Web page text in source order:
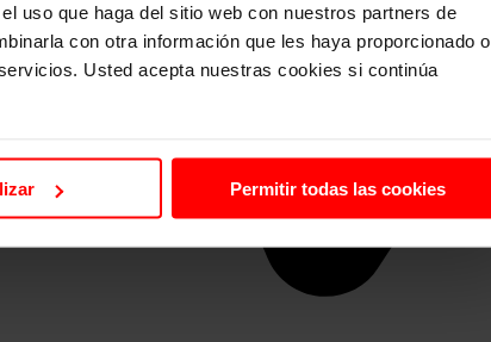
uso que haga del sitio web con nuestros partners de
con otra información que les haya proporcionado o
Usted acepta nuestras cookies si continúa
Permitir todas las cookies